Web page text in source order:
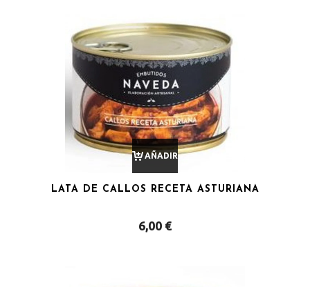
AÑADIR
AL
CARRITO
LATA DE CALLOS RECETA ASTURIANA
6,00 €